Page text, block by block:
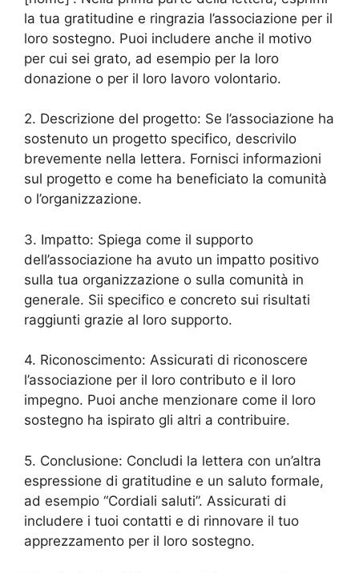
la tua gratitudine e ringrazia l’associazione per il
loro sostegno. Puoi includere anche il motivo
per cui sei grato, ad esempio per la loro
donazione o per il loro lavoro volontario.
2. Descrizione del progetto: Se l’associazione ha
sostenuto un progetto specifico, descrivilo
brevemente nella lettera. Fornisci informazioni
sul progetto e come ha beneficiato la comunità
o l’organizzazione.
3. Impatto: Spiega come il supporto
dell’associazione ha avuto un impatto positivo
sulla tua organizzazione o sulla comunità in
generale. Sii specifico e concreto sui risultati
raggiunti grazie al loro supporto.
4. Riconoscimento: Assicurati di riconoscere
l’associazione per il loro contributo e il loro
impegno. Puoi anche menzionare come il loro
sostegno ha ispirato gli altri a contribuire.
5. Conclusione: Concludi la lettera con un’altra
espressione di gratitudine e un saluto formale,
ad esempio “Cordiali saluti”. Assicurati di
includere i tuoi contatti e di rinnovare il tuo
apprezzamento per il loro sostegno.